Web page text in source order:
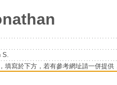
S.
填寫於下方，若有參考網址請一併提供